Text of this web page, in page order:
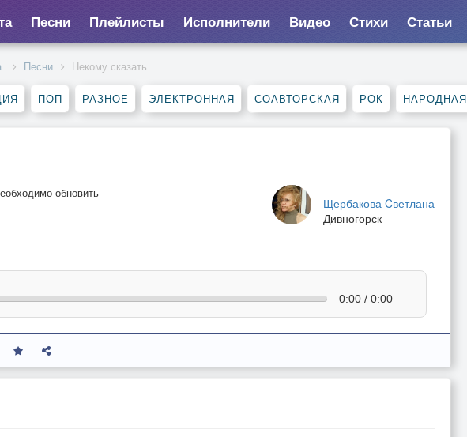
Песни Плейлисты Исполнители Видео Стихи Статьи
Песни Некому сказать
ПОП РАЗНОЕ ЭЛЕКТРОННАЯ СОАВТОРСКАЯ РОК НАРОДНАЯ
Щербакова Cветлана
Дивногорск
обновить
0:00 / 0:00